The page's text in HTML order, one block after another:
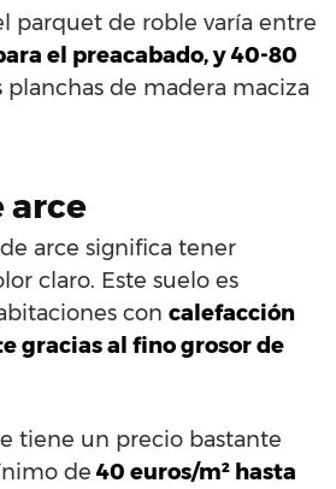
parquet de roble varía entre
el preacabado, y 40-80
planchas de madera maciza
arce
arce significa tener
claro. Este suelo es
con calefacción
gracias al fino grosor de
tiene un precio bastante
de 40 euros/m² hasta